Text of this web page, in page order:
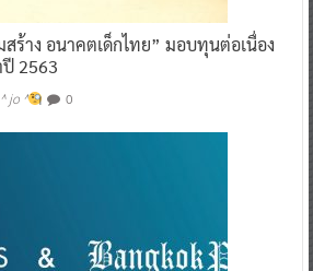
สร้าง อนาคตเด็กไทย” มอบทุนต่อเนื่อง
2563
^ jo ^ 0